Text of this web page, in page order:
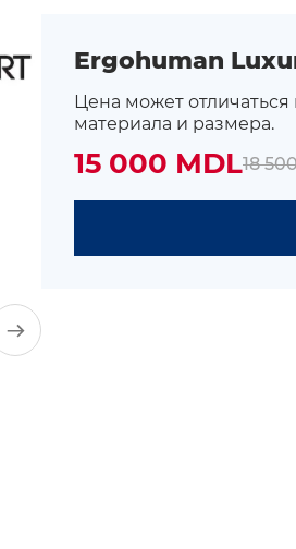
Ergohuman
Цена может
материала и размера.
15 000 MDL18